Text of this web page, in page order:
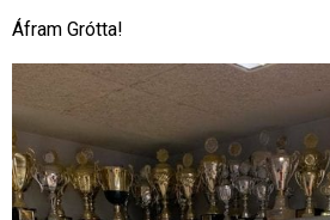
Áfram Grótta!